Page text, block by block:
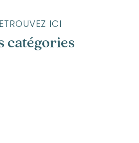
ICI
catégories